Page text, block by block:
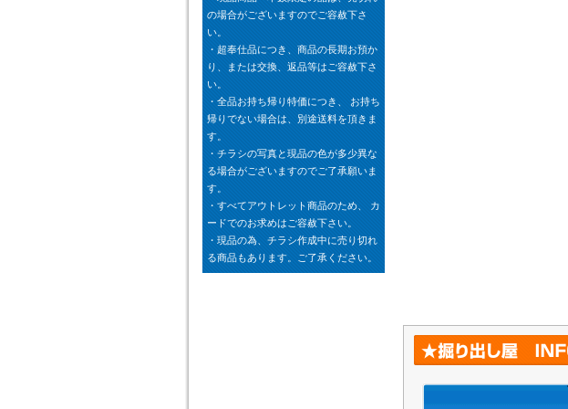
の場合がございますのでご容赦下さ
い。
・超奉仕品につき、商品の長期お預か
り、または交換、返品等はご容赦下さ
い。
・全品お持ち帰り特価につき、 お持ち
帰りでない場合は、別途送料を頂きま
す。
・チラシの写真と現品の色が多少異な
る場合がございますのでご了承願いま
す。
・すべてアウトレット商品のため、 カ
ードでのお求めはご容赦下さい。
・現品の為、チラシ作成中に売り切れ
る商品もあります。ご了承ください。